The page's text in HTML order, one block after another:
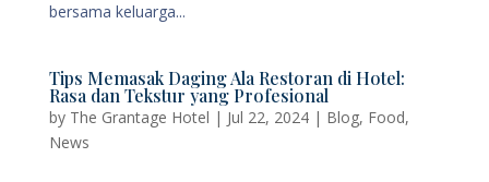
bersama keluarga...
Tips Memasak Daging Ala Restoran di Hotel:
Rasa dan Tekstur yang Profesional
by The Grantage Hotel | Jul 22, 2024| Blog, Food,
News